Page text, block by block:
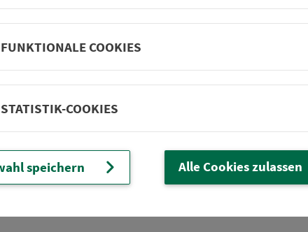
Hoch­schu­len und
Eine Liste der
FUNKTIONALE COOKIES
STATISTIK-COOKIES
speichern Alle Cookies zulassen